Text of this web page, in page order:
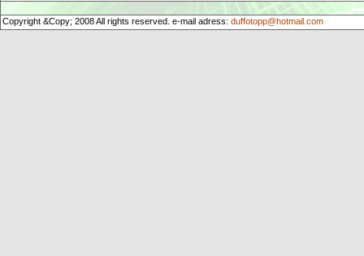
Copyright &Copy; 2008 All rights reserved. e-mail adress: duffotopp@hotmail.com